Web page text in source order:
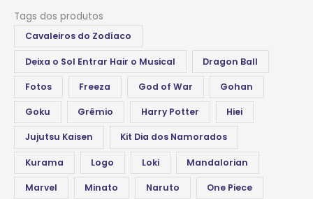
Tags dos produtos
Cavaleiros do Zodíaco
Deixa o Sol Entrar Hair o Musical Dragon Ball
Fotos Freeza God of War Gohan
Goku Grêmio Harry Potter Hiei
Jujutsu Kaisen Kit Dia dos Namorados
Kurama Logo Loki Mandalorian
Marvel Minato Naruto One Piece